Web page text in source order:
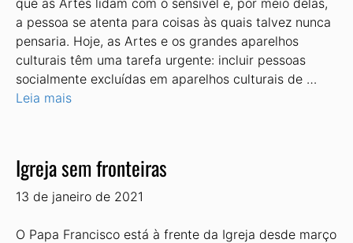
que as Artes lidam com o sensível e, por meio delas,
a pessoa se atenta para coisas às quais talvez nunca
pensaria. Hoje, as Artes e os grandes aparelhos
culturais têm uma tarefa urgente: incluir pessoas
socialmente excluídas em aparelhos culturais de …
Leia mais
Igreja sem fronteiras
13 de janeiro de 2021
O Papa Francisco está à frente da Igreja desde março